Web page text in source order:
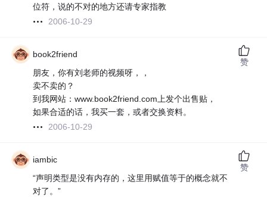
位符，说的不对的地方还请专家指教
2006-10-29
book2friend
朋友，你有刘老师的视频呀，，
卖不卖的？
到我网站：www.book2friend.com上发个出售贴，
如果合适的话，我买一套，或者交换资料。
2006-10-29
赞
iambic
“声明类型是没有内存的，这里用赋值等于的概念就不
对了。”
赞